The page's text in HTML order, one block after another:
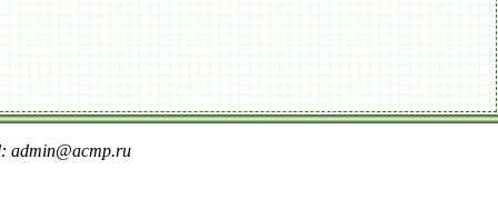
admin@acmp.ru